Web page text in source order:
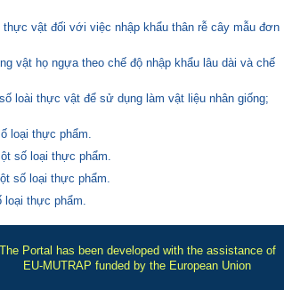
vật đối với việc nhập khẩu thân rễ cây mẫu đơn
vật họ ngựa theo chế độ nhập khẩu lâu dài và chế
loài thực vật để sử dụng làm vật liệu nhân giống;
loại thực phẩm.
số loại thực phẩm.
số loại thực phẩm.
loại thực phẩm.
The Portal has been developed with the assistance of
EU-MUTRAP funded by the European Union